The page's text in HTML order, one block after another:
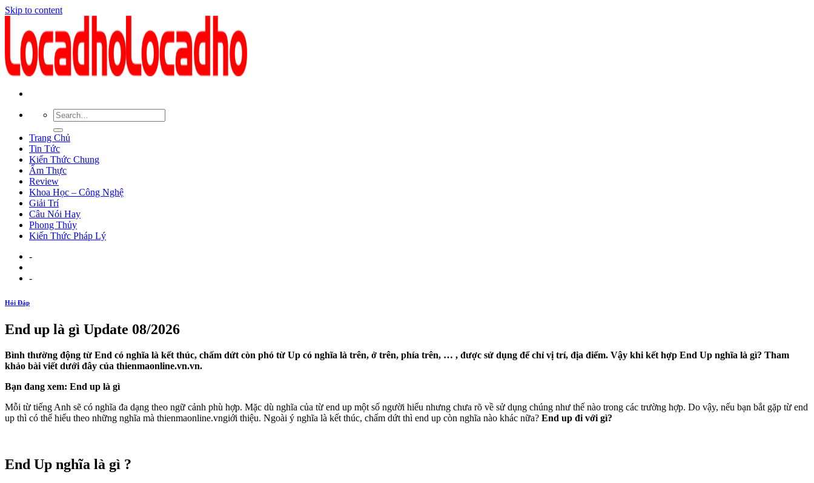
Skip to content
Trang Chủ
Tin Tức
Kiến Thức Chung
Ẩm Thực
Review
Khoa Học – Công Nghệ
Giải Trí
Câu Nói Hay
Phong Thủy
Kiến Thức Pháp Lý
-
-
Hỏi Đáp
End up là gì Update 08/2026
Bình thường động từ End có nghĩa là kết thúc, chấm dứt còn phó từ Up có nghĩa là trên, ở trên, phía trên, … , được sử dụng để chỉ vị trí, địa điểm. Vậy khi kết hợp End Up nghĩa là gì? Tham
khảo bài viết dưới đây của thienmaonline.vn.vn.
Bạn đang xem: End up là gì
Mỗi từ tiếng Anh sẽ có nghĩa đa dạng theo ngữ cảnh phù hợp. Mặc dù nghĩa của từ end up một số người hiểu nhưng chưa rõ về sử dụng chúng như thế nào trong các trường hợp. Do vậy, nếu bạn bắt gặp từ end
up thì có thể hiểu theo những nghĩa mà thienmaonline.vngiới thiệu. Ngoài ý nghĩa là kết thúc, chấm dứt thì end up còn nghĩa nào khác nữa? End up đi với gì?
End Up nghĩa là gì ?